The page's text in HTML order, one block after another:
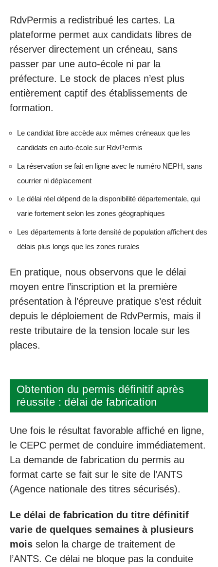
RdvPermis a redistribué les cartes. La
plateforme permet aux candidats libres de
réserver directement un créneau, sans
passer par une auto-école ni par la
préfecture. Le stock de places n’est plus
entièrement captif des établissements de
formation.
Le candidat libre accède aux mêmes créneaux que les
candidats en auto-école sur RdvPermis
La réservation se fait en ligne avec le numéro NEPH, sans
courrier ni déplacement
Le délai réel dépend de la disponibilité départementale, qui
varie fortement selon les zones géographiques
Les départements à forte densité de population affichent des
délais plus longs que les zones rurales
En pratique, nous observons que le délai
moyen entre l’inscription et la première
présentation à l’épreuve pratique s’est réduit
depuis le déploiement de RdvPermis, mais il
reste tributaire de la tension locale sur les
places.
Obtention du permis définitif après
réussite : délai de fabrication
Une fois le résultat favorable affiché en ligne,
le CEPC permet de conduire immédiatement.
La demande de fabrication du permis au
format carte se fait sur le site de l’ANTS
(Agence nationale des titres sécurisés).
Le délai de fabrication du titre définitif
varie de quelques semaines à plusieurs
mois selon la charge de traitement de
l’ANTS. Ce délai ne bloque pas la conduite